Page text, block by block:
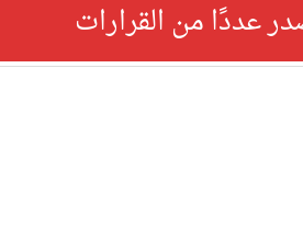
عددًا من القرارات